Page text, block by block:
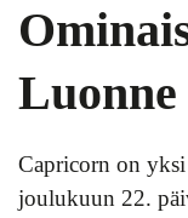
Luonne
Capricorn on
joulukuun 22.